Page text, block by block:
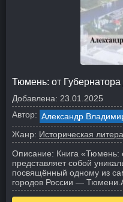
Тюмень: от
Добавлена: 23.01.2025
Автор: Александр
Жанр: Историческая
Описание: Книга «Тюмень:
представляет собой
посвящённый одному из
городов России — Тюмени.